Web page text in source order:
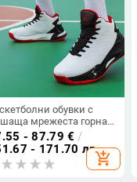
обувки с
мрежеста горна
резинова подметка,
подметка,
технология,
високи
- 87.79 € /
- 171.70 лв
add_shopping_cart